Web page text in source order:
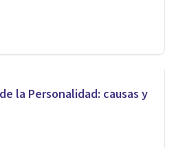
la Personalidad: causas y
respuesta al no